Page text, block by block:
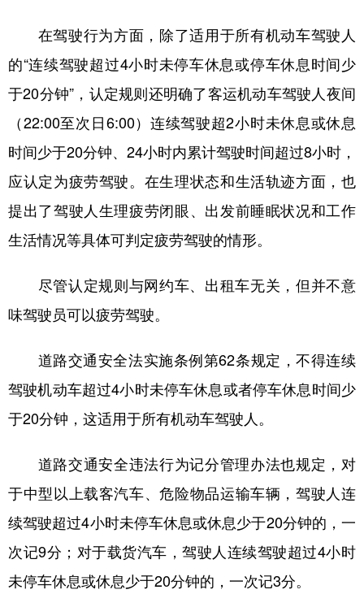
在驾驶行为方面，除了适用于所有机动车驾驶人
的“连续驾驶超过4小时未停车休息或停车休息时间少
于20分钟”，认定规则还明确了客运机动车驾驶人夜间
（22:00至次日6:00）连续驾驶超2小时未休息或休息
时间少于20分钟、24小时内累计驾驶时间超过8小时，
应认定为疲劳驾驶。在生理状态和生活轨迹方面，也
提出了驾驶人生理疲劳闭眼、出发前睡眠状况和工作
生活情况等具体可判定疲劳驾驶的情形。
尽管认定规则与网约车、出租车无关，但并不意
味驾驶员可以疲劳驾驶。
道路交通安全法实施条例第62条规定，不得连续
驾驶机动车超过4小时未停车休息或者停车休息时间少
于20分钟，这适用于所有机动车驾驶人。
道路交通安全违法行为记分管理办法也规定，对
于中型以上载客汽车、危险物品运输车辆，驾驶人连
续驾驶超过4小时未停车休息或休息少于20分钟的，一
次记9分；对于载货汽车，驾驶人连续驾驶超过4小时
未停车休息或休息少于20分钟的，一次记3分。